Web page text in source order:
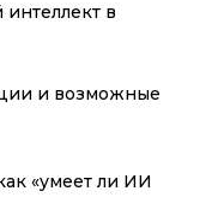
в
и возможные
«умеет ли ИИ